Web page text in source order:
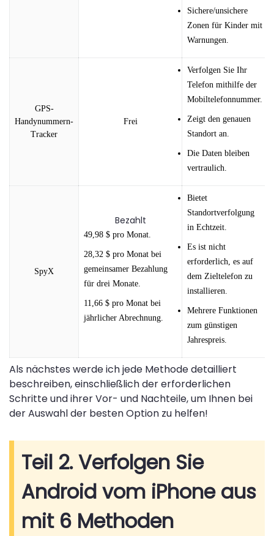
Sichere/unsichere
Zonen für Kinder mit
Warnungen.
GPS-
Handynummern-
Tracker
Frei
Verfolgen Sie Ihr
Telefon mithilfe der
Mobiltelefonnummer.
Zeigt den genauen
Standort an.
Die Daten bleiben
vertraulich.
SpyX
Bezahlt
49,98 $ pro Monat.
28,32 $ pro Monat bei
gemeinsamer Bezahlung
für drei Monate.
11,66 $ pro Monat bei
jährlicher Abrechnung.
Bietet
Standortverfolgung
in Echtzeit.
Es ist nicht
erforderlich, es auf
dem Zieltelefon zu
installieren.
Mehrere Funktionen
zum günstigen
Jahrespreis.
Als nächstes werde ich jede Methode detailliert
beschreiben, einschließlich der erforderlichen
Schritte und ihrer Vor- und Nachteile, um Ihnen bei
der Auswahl der besten Option zu helfen!
Teil 2. Verfolgen Sie
Android vom iPhone aus
mit 6 Methoden